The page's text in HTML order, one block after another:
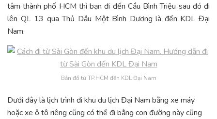
tâm thành phố HCM thì bạn đi đến Cầu Bình Triệu sau đó đi
lên QL 13 qua Thủ Dầu Một Bình Dương là đến KDL Đại
Nam.
Bản đồ từ TP.HCM đến KDL Đại Nam
Dưới đây là lịch trình đi khu du lịch Đại Nam bằng xe máy
hoặc xe ô tô riêng cũng có thể đi bằng con đường này cũng